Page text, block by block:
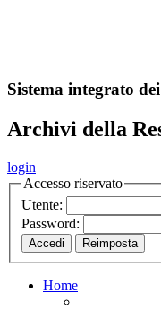
Sistema integrato
Archivi della
login
Accesso riservato
Utente:
Password:
Home